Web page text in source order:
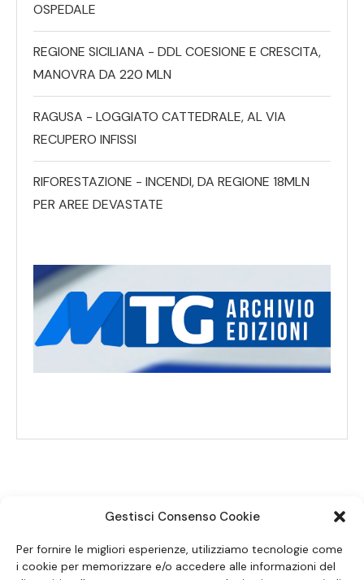
Gestisci Consenso Cookie
Per fornire le migliori esperienze, utilizziamo tecnologie come
i cookie per memorizzare e/o accedere alle informazioni del
OSPEDALE
REGIONE SICILIANA - DDL COESIONE E CRESCITA,
MANOVRA DA 220 MLN
RAGUSA - LOGGIATO CATTEDRALE, AL VIA
RECUPERO INFISSI
RIFORESTAZIONE - INCENDI, DA REGIONE 18MLN
PER AREE DEVASTATE
SEGUICI SUI SOCIAL